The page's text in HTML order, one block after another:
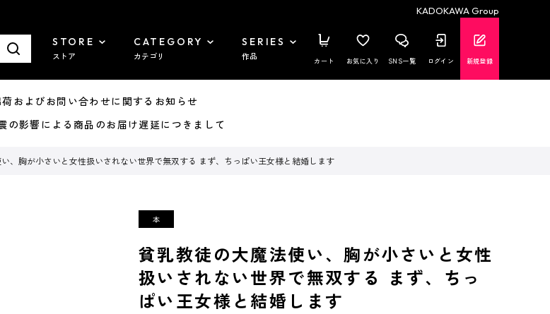
KADOKAWA Group
STORE
ストア
CATEGORY
カテゴリ
SERIES
作品 カート お気に入り SNS一覧 ログイン 新規登録
よびお問い合わせに関するお知らせ
影響による商品のお届け遅延につきまして
、胸が小さいと女性扱いされない世界で無双する まず、ちっぱい王女様と結婚します
貧乳教徒の大魔法使い、胸が小さいと女性
扱いされない世界で無双する まず、ちっ
ぱい王女様と結婚します